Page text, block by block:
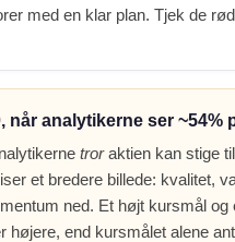
med en klar plan. Tjek de
når analytikerne ser ~54%
troraktien kan stige
et bredere billede: kvalitet,
ned. Et højt kursmål og
højere, end kursmålet alene